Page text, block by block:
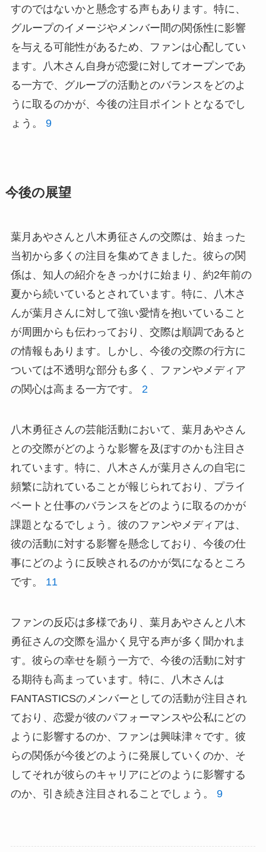
すのではないかと懸念する声もあります。特に、
グループのイメージやメンバー間の関係性に影響
を与える可能性があるため、ファンは心配してい
ます。八木さん自身が恋愛に対してオープンであ
る一方で、グループの活動とのバランスをどのよ
うに取るのかが、今後の注目ポイントとなるでし
ょう。 9
今後の展望
葉月あやさんと八木勇征さんの交際は、始まった
当初から多くの注目を集めてきました。彼らの関
係は、知人の紹介をきっかけに始まり、約2年前の
夏から続いているとされています。特に、八木さ
んが葉月さんに対して強い愛情を抱いていること
が周囲からも伝わっており、交際は順調であると
の情報もあります。しかし、今後の交際の行方に
ついては不透明な部分も多く、ファンやメディア
の関心は高まる一方です。 2
八木勇征さんの芸能活動において、葉月あやさん
との交際がどのような影響を及ぼすのかも注目さ
れています。特に、八木さんが葉月さんの自宅に
頻繁に訪れていることが報じられており、プライ
ベートと仕事のバランスをどのように取るのかが
課題となるでしょう。彼のファンやメディアは、
彼の活動に対する影響を懸念しており、今後の仕
事にどのように反映されるのかが気になるところ
です。 11
ファンの反応は多様であり、葉月あやさんと八木
勇征さんの交際を温かく見守る声が多く聞かれま
す。彼らの幸せを願う一方で、今後の活動に対す
る期待も高まっています。特に、八木さんは
FANTASTICSのメンバーとしての活動が注目され
ており、恋愛が彼のパフォーマンスや公私にどの
ように影響するのか、ファンは興味津々です。彼
らの関係が今後どのように発展していくのか、そ
してそれが彼らのキャリアにどのように影響する
のか、引き続き注目されることでしょう。 9